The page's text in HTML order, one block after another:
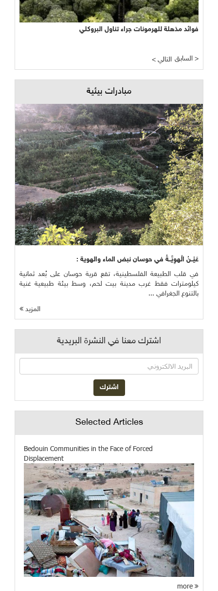
فوائد مذهلة للهرمونات جراء تناول البروكلي
< التالي السابق >
مبادرات بيئية
عَيْــنُ الْهوِيَّــةُ في حوسان نبض الماء والهوية :
في قلب الطبيعة الفلسطينية، تقع قرية حوسان على بُعد ثمانية
كيلومترات فقط غرب مدينة بيت لحم، وسط بيئة طبيعية غنية
بالتنوع الجغرافي ...
المزيد
اشترك معنا في النشرة البريدية
Selected Articles
Bedouin Communities in the Face of Forced
Displacement